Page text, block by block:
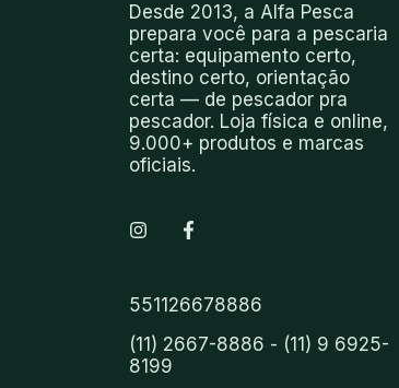
Desde 2013, a Alfa Pesca
prepara você para a pescaria
certa: equipamento certo,
destino certo, orientação
certa — de pescador pra
pescador. Loja física e online,
9.000+ produtos e marcas
oficiais.
551126678886
(11) 2667-8886 - (11) 9 6925-
8199